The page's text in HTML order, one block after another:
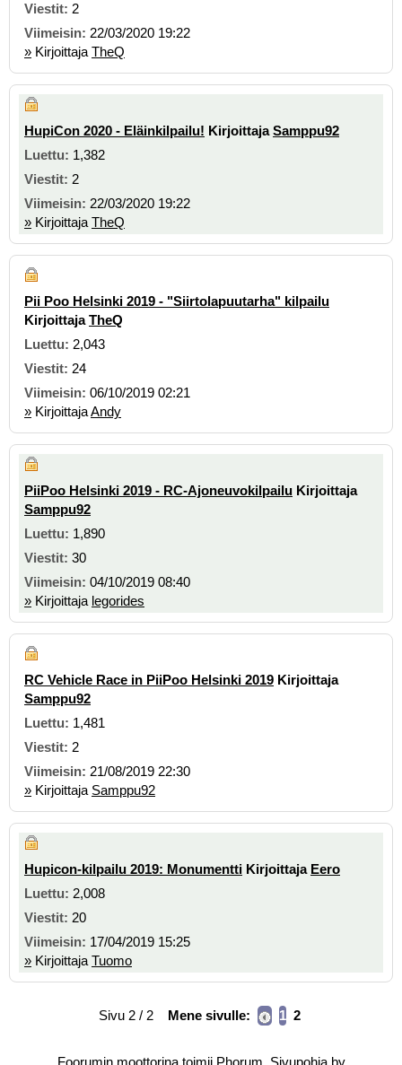
2
22/03/2020 19:22
» Kirjoittaja TheQ
HupiCon 2020 - Eläinkilpailu! KirjoittajaSamppu92
1,382
2
22/03/2020 19:22
» Kirjoittaja TheQ
Pii Poo Helsinki 2019 - "Siirtolapuutarha" kilpailu
KirjoittajaTheQ
2,043
24
06/10/2019 02:21
» KirjoittajaAndy
PiiPoo Helsinki 2019 - RC-Ajoneuvokilpailu Kirjoittaja
Samppu92
1,890
30
04/10/2019 08:40
» Kirjoittaja legorides
RC Vehicle Race in PiiPoo Helsinki 2019 Kirjoittaja
Samppu92
1,481
2
21/08/2019 22:30
» Kirjoittaja Samppu92
Hupicon-kilpailu 2019: Monumentti Kirjoittaja Eero
2,008
20
17/04/2019 15:25
» Kirjoittaja Tuomo
Sivu 2 / 2 Mene sivulle: 1 2